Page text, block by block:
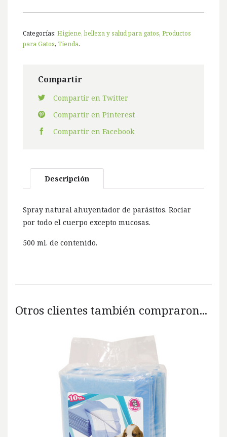
Categorías: Higiene, belleza y salud para gatos, Productos
para Gatos, Tienda.
Compartir
Compartir en Twitter
Compartir en Pinterest
Compartir en Facebook
Descripción
Spray natural ahuyentador de parásitos. Rociar
por todo el cuerpo excepto mucosas.
500 ml. de contenido.
Otros clientes también compraron...